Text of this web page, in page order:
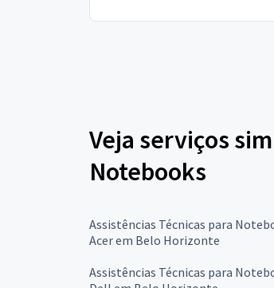
Veja serviços
Notebooks
Assistências Técnicas para
Acer em Belo Horizonte
Assistências Técnicas para